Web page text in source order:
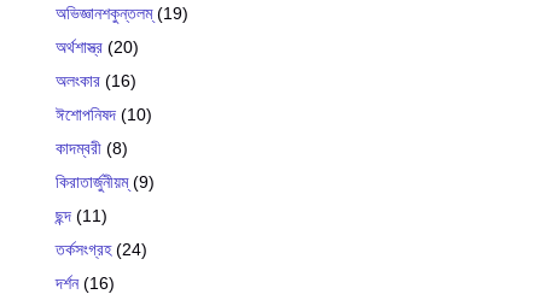
অভিজ্ঞানশকুন্তলম্(19)
অর্থশাস্ত্র (20)
অলংকার (16)
ঈশোপনিষদ (10)
কাদম্বরী (8)
কিরাতার্জুনীয়ম্(9)
ছন্দ (11)
তর্কসংগ্রহ(24)
দর্শন(16)